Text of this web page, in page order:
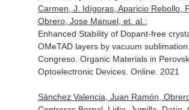
Carmen, J. Idígoras, Aparicio Rebollo,
Obrero, Jose Manuel, et. al.:
Enhanced Stability of Dopant-free
OMeTAD layers by vacuum
Congreso. Organic Materials in
Optoelectronic Devices. Online. 2021
Sánchez Valencia, Juan Ramón,